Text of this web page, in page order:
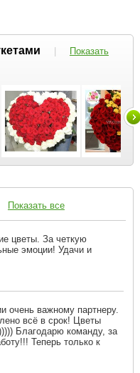
|
Показать
Показать все
цветы. За четкую
эмоции! Удачи и
очень важному партнеру.
всё в срок! Цветы
Благодарю команду, за
Теперь только к